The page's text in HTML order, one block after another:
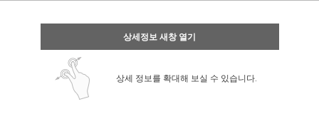
상세정보 새창 열기
상세 정보를 확대해 보실 수 있습니다.